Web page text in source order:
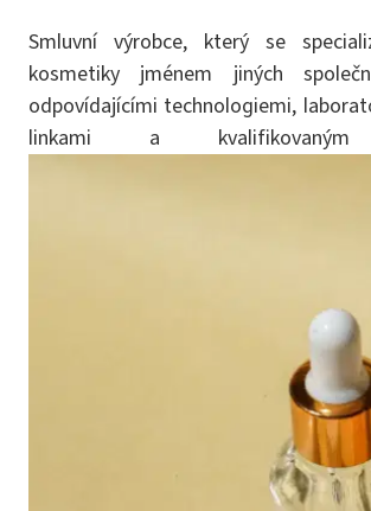
Smluvní výrobce, který se
kosmetiky jménem jiných
odpovídajícími technologiemi,
linkami a kvalifikovaným